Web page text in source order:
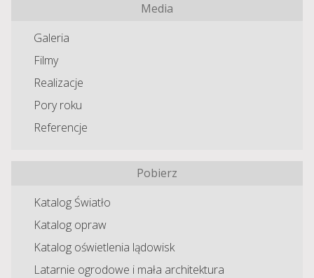
Media
Galeria
Filmy
Realizacje
Pory roku
Referencje
Pobierz
Katalog Światło
Katalog opraw
Katalog oświetlenia lądowisk
Latarnie ogrodowe i mała architektura